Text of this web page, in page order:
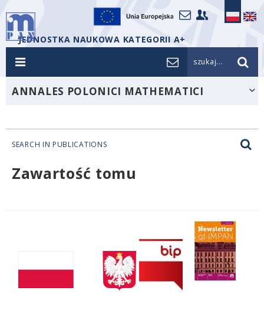
JEDNOSTKA NAUKOWA KATEGORII A+
szukaj...
ANNALES POLONICI MATHEMATICI
SEARCH IN PUBLICATIONS
Zawartość tomu